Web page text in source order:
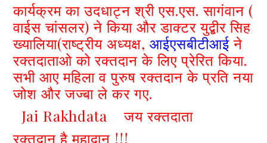
कार्यक्रम का उदधाट्न श्री एस.एस. सागंवान (
वाईस चांसलर) ने किया और डाक्टर युद्बीर सिह
ख्यालिया(राष्ट्रीय अध्यक्ष,आईएसबीटीआईने
रक्तदाताओ को रक्तदान के लिए प्रेरित किया.
सभी आए महिला व पुरुष रक्तदान के प्रति नया
जोश और जज्बा ले कर गए.
Jai Rakhdata जय रक्तदाता
रक्तदान है महादान !!!